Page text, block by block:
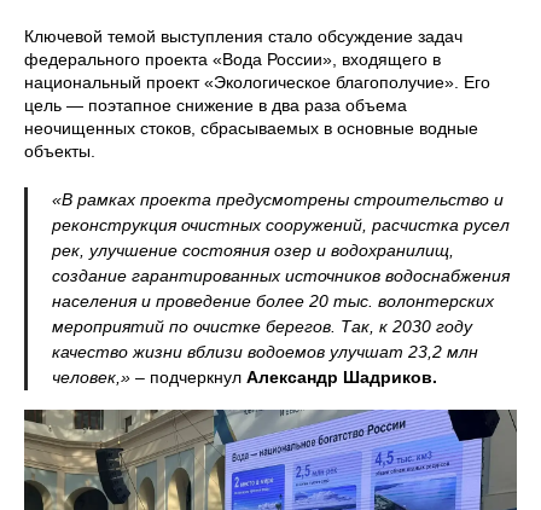
Ключевой темой выступления стало обсуждение задач
федерального проекта «Вода России», входящего в
национальный проект «Экологическое благополучие». Его
цель — поэтапное снижение в два раза объема
неочищенных стоков, сбрасываемых в основные водные
объекты.
«В рамках проекта предусмотрены строительство и
реконструкция очистных сооружений, расчистка русел
рек, улучшение состояния озер и водохранилищ,
создание гарантированных источников водоснабжения
населения и проведение более 20 тыс. волонтерских
мероприятий по очистке берегов. Так, к 2030 году
качество жизни вблизи водоемов улучшат 23,2 млн
человек,» – подчеркнул Александр Шадриков.